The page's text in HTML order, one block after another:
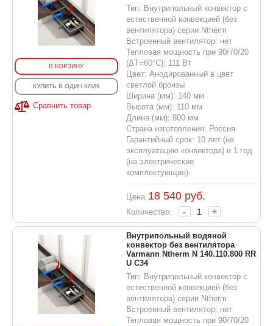
В КОРЗИНУ
КУПИТЬ В ОДИН КЛИК
Сравнить товар
Тип: Внутрипольный конвектор с
естественной конвекцией (без
вентилятора) серии Ntherm
Встроенный вентилятор: нет
Тепловая мощность при 90/70/20
(ΔT=60°C): 111 Вт
Цвет: Анодированный в цвет
светлой бронзы
Ширина (мм): 140 мм
Высота (мм): 110 мм
Длина (мм): 800 мм
Страна изготовления: Россия
Гарантийный срок: 10 лет (на
эксплуатацию конвектора) и 1 год
(на электрические
комплектующие).
Цена 18 540руб.
Количество: - +
Внутрипольный водяной
конвектор без вентилятора
Varmann Ntherm N 140.110.800 RR
U C34
Тип: Внутрипольный конвектор с
естественной конвекцией (без
вентилятора) серии Ntherm
Встроенный вентилятор: нет
Тепловая мощность при 90/70/20